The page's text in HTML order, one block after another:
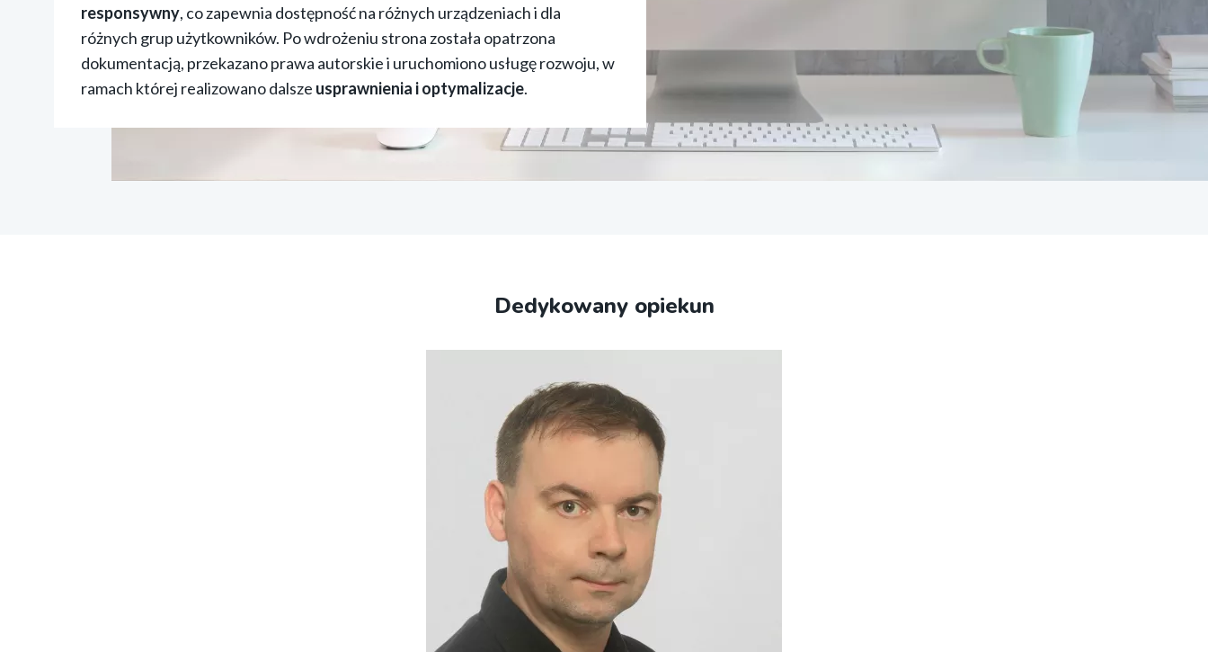
responsywny, co zapewnia dostępność na różnych urządzeniach i dla
różnych grup użytkowników. Po wdrożeniu strona została opatrzona
dokumentacją, przekazano prawa autorskie i uruchomiono usługę rozwoju, w
ramach której realizowano dalsze usprawnienia i optymalizacje.
Dedykowany opiekun